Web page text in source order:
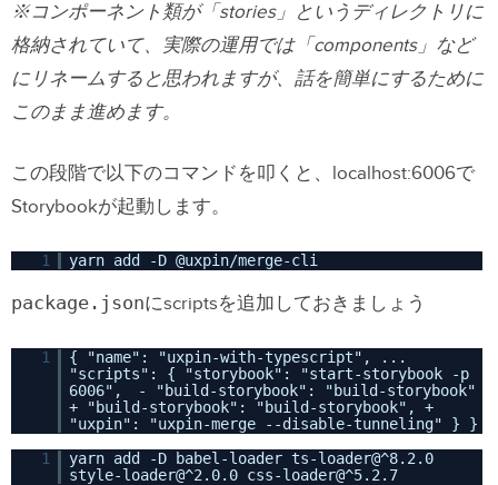
※コンポーネント類が「stories」というディレクトリに
格納されていて、実際の運用では「components」など
にリネームすると思われますが、話を簡単にするために
このまま進めます。
この段階で以下のコマンドを叩くと、localhost:6006で
Storybookが起動します。
1 yarn add -D @uxpin/merge-cli
package.jsonにscriptsを追加しておきましょう
1
{ "name": "uxpin-with-typescript", ...
"scripts": { "storybook": "start-storybook -p
6006", - "build-storybook": "build-storybook"
+ "build-storybook": "build-storybook", +
"uxpin": "uxpin-merge --disable-tunneling" } }
1
yarn add -D babel-loader ts-loader@^8.2.0
style-loader@^2.0.0 css-loader@^5.2.7